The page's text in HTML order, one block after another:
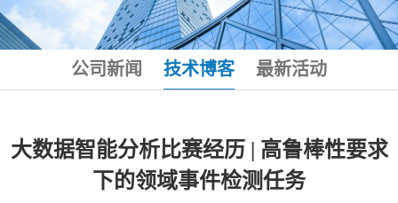
公司新闻 技术博客 最新活动
大数据智能分析比赛经历 | 高鲁棒性要求
下的领域事件检测任务